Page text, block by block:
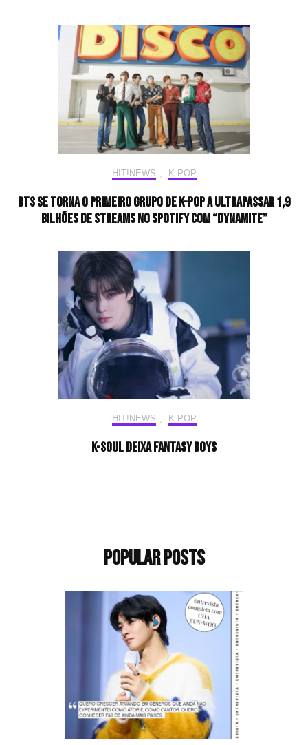
HIT!NEWS K-POP
BTS se torna o primeiro grupo de K-pop a ultrapassar 1,9
bilhões de streams no Spotify com “Dynamite”
HIT!NEWS K-POP
K-Soul deixa FANTASY BOYS
Popular Posts